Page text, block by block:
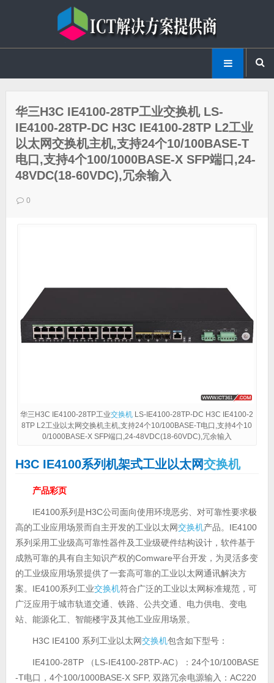
华三H3C IE4100-28TP工业交换机 LS-
IE4100-28TP-DC H3C IE4100-28TP L2工业
以太网交换机主机,支持24个10/100BASE-T
电口,支持4个100/1000BASE-X SFP端口,24-
48VDC(18-60VDC),冗余输入
0
华三H3C IE4100-28TP工业交换机 LS-IE4100-28TP-DC H3C IE4100-2
8TP L2工业以太网交换机主机,支持24个10/100BASE-T电口,支持4个10
0/1000BASE-X SFP端口,24-48VDC(18-60VDC),冗余输入
H3C IE4100系列机架式工业以太网交换机
产品彩页
IE4100系列是H3C公司面向使用环境恶劣、对可靠性要求极
高的工业应用场景而自主开发的工业以太网交换机产品。IE4100
系列采用工业级高可靠性器件及工业级硬件结构设计，软件基于
成熟可靠的具有自主知识产权的Comware平台开发，为灵活多变
的工业级应用场景提供了一套高可靠的工业以太网通讯解决方
案。IE4100系列工业交换机符合广泛的工业以太网标准规范，可
广泛应用于城市轨道交通、铁路、公共交通、电力供电、变电
站、能源化工、智能楼宇及其他工业应用场景。
H3C IE4100 系列工业以太网交换机包含如下型号：
IE4100-28TP （LS-IE4100-28TP-AC）：24个10/100BASE
-T电口，4个100/1000BASE-X SFP, 双路冗余电源输入：AC220